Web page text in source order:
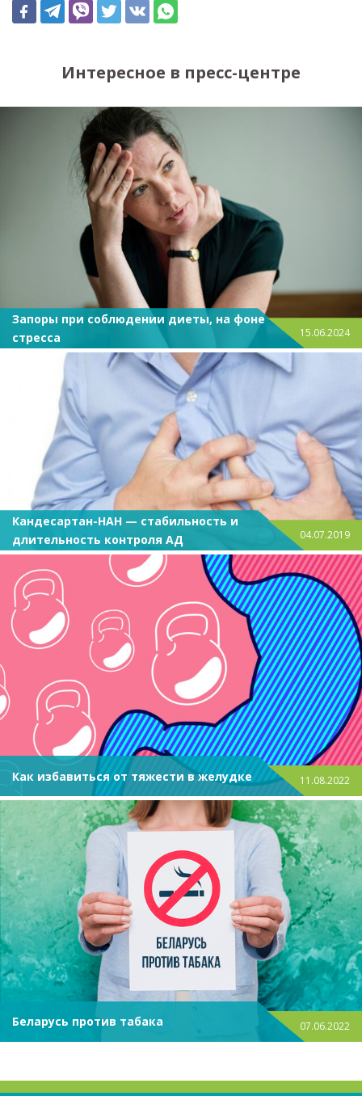
Интересное в пресс-центре
Запоры при соблюдении диеты, на фоне
стресса
15.06.2024
Кандесартан-НАН — стабильность и
длительность контроля АД
04.07.2019
Как избавиться от тяжести в желудке 11.08.2022
Беларусь против табака 07.06.2022